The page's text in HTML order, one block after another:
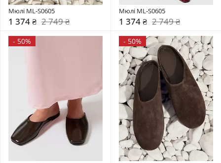
Мюлі ML-S0605
1 374 ₴ 2 749 ₴
Мюлі ML-S0605
1 374 ₴ 2 749 ₴
- 50% - 50%